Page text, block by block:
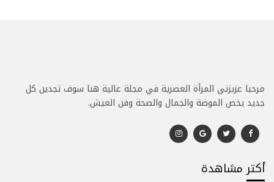
مرحبا عزيزتي المرأة العصرية في مجلة عالية هنا سوف تجدين كل
جديد يخص الموضة والجمال والصحة وفن العيش.
أكتر مشاهدة